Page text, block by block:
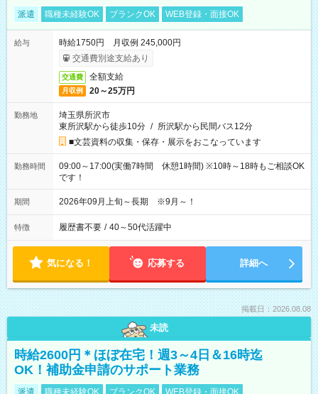
派遣 職種未経験OK ブランクOK WEB登録・面接OK
給与
時給1750円 月収例 245,000円
交通費別途支給あり
交通費 全額支給
月収例 20～25万円
勤務地
埼玉県所沢市
東所沢駅から徒歩10分 / 所沢駅から民間バス12分
■文芸資料の収集・保存・展示をおこなっています
勤務時間
09:00～17:00(実働7時間 休憩1時間) ※10時～18時もご相談OK
です！
期間 2026年09月上旬～長期 ※9月～！
特徴 履歴書不要 / 40～50代活躍中
気になる！ 応募する 詳細へ
掲載日：2026.08.08
未読
時給2600円＊ほぼ在宅！週3～4日＆16時迄
OK！補助金申請のサポート業務
派遣 職種未経験OK ブランクOK WEB登録・面接OK